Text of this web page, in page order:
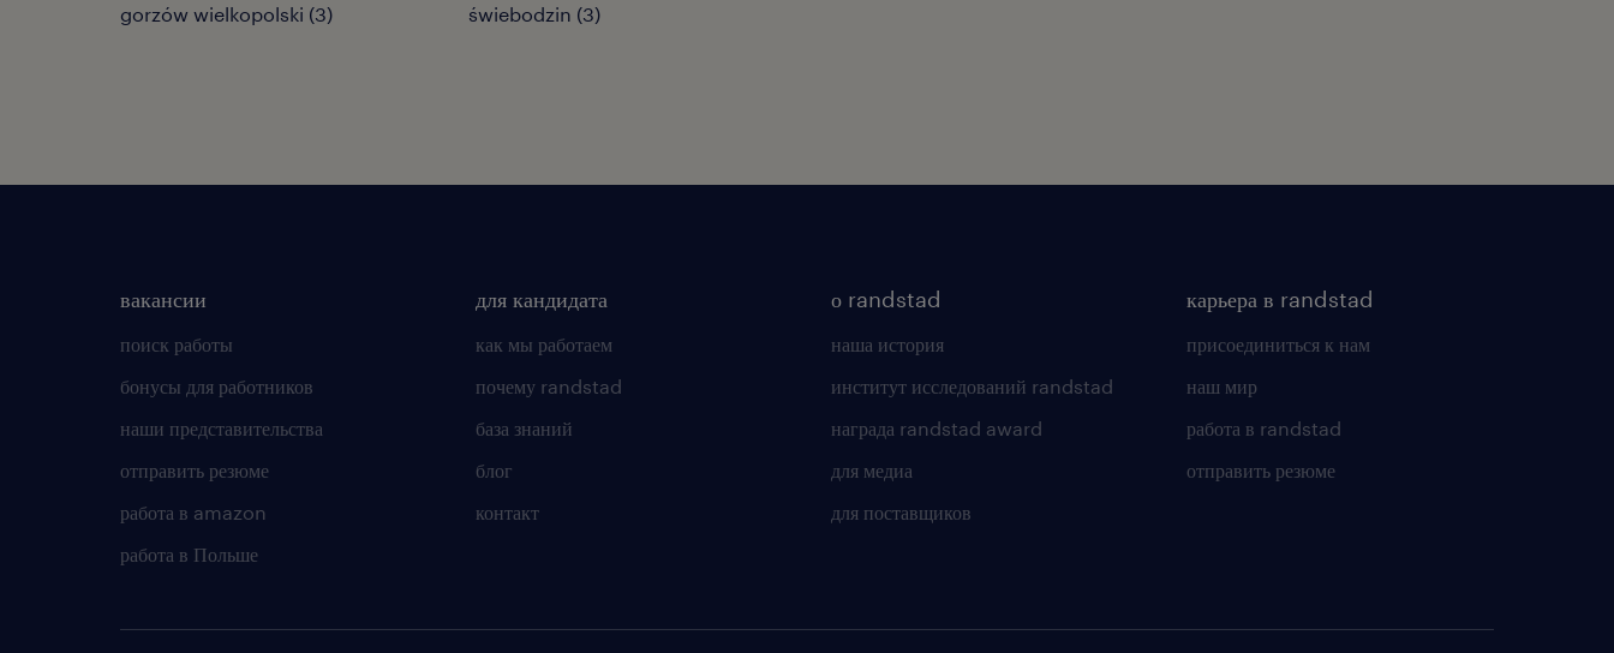
gorzów wielkopolski (3) świebodzin (3)
вакансии
поиск работы
бонусы для работников
наши представительства
отправить резюме
работа в amazon
работа в Польше
для кандидата
как мы работаем
почему randstad
база знаний
блог
контакт
о randstad
наша история
институт исследований randstad
награда randstad award
для медиа
для поставщиков
карьера в randstad
присоединиться к нам
наш мир
работа в randstad
отправить резюме